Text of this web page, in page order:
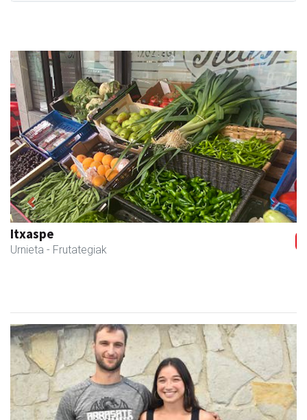
Itxaspe
Urnieta - Frutategiak
Previous Next